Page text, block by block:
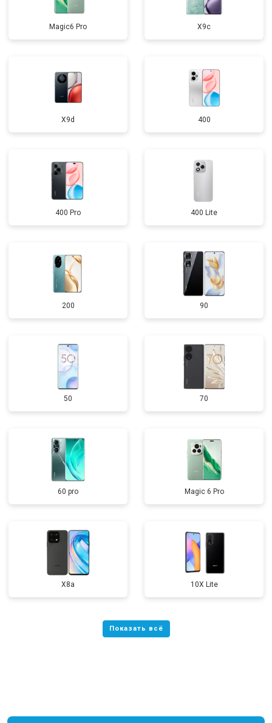
Magic6 Pro X9c
X9d 400
400 Pro 400 Lite
200 90
50 70
60 pro Magic 6 Pro
X8a 10X Lite